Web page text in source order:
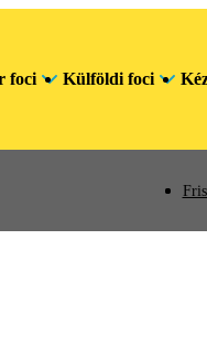
foci Külföldi foci